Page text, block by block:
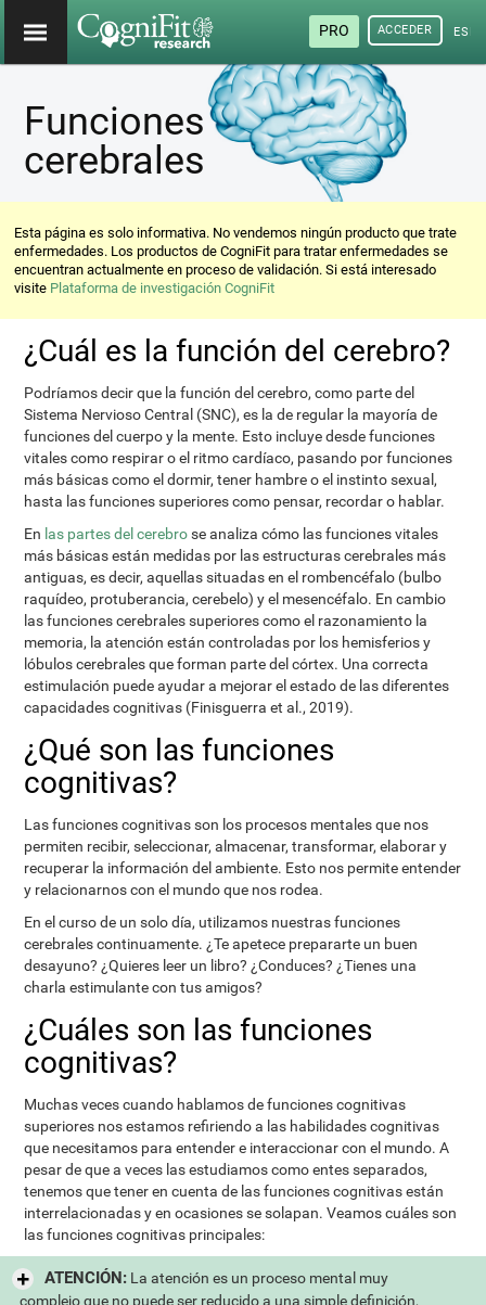
PRO ACCEDER
Funciones
cerebrales
Esta página es solo informativa. No vendemos ningún producto que trate
enfermedades. Los productos de CogniFit para tratar enfermedades se
encuentran actualmente en proceso de validación. Si está interesado
visite Plataforma de investigación CogniFit
¿Cuál es la función del cerebro?
Podríamos decir que la función del cerebro, como parte del
Sistema Nervioso Central (SNC), es la de regular la mayoría de
funciones del cuerpo y la mente. Esto incluye desde funciones
vitales como respirar o el ritmo cardíaco, pasando por funciones
más básicas como el dormir, tener hambre o el instinto sexual,
hasta las funciones superiores como pensar, recordar o hablar.
En las partes del cerebrose analiza cómo las funciones vitales
más básicas están medidas por las estructuras cerebrales más
antiguas, es decir, aquellas situadas en el rombencéfalo (bulbo
raquídeo, protuberancia, cerebelo) y el mesencéfalo. En cambio
las funciones cerebrales superiores como el razonamiento la
memoria, la atención están controladas por los hemisferios y
lóbulos cerebrales que forman parte del córtex. Una correcta
estimulación puede ayudar a mejorar el estado de las diferentes
capacidades cognitivas (Finisguerra et al., 2019).
¿Qué son las funciones
cognitivas?
Las funciones cognitivas son los procesos mentales que nos
permiten recibir, seleccionar, almacenar, transformar, elaborar y
recuperar la información del ambiente. Esto nos permite entender
y relacionarnos con el mundo que nos rodea.
En el curso de un solo día, utilizamos nuestras funciones
cerebrales continuamente. ¿Te apetece prepararte un buen
desayuno? ¿Quieres leer un libro? ¿Conduces? ¿Tienes una
charla estimulante con tus amigos?
¿Cuáles son las funciones
cognitivas?
Muchas veces cuando hablamos de funciones cognitivas
superiores nos estamos refiriendo a las habilidades cognitivas
que necesitamos para entender e interaccionar con el mundo. A
pesar de que a veces las estudiamos como entes separados,
tenemos que tener en cuenta de las funciones cognitivas están
interrelacionadas y en ocasiones se solapan. Veamos cuáles son
las funciones cognitivas principales:
ATENCIÓN:La atención es un proceso mental muy
complejo que no puede ser reducido a una simple definición,